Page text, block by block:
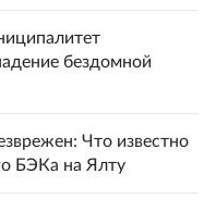
бездомной
Что известно
БЭКа на Ялту